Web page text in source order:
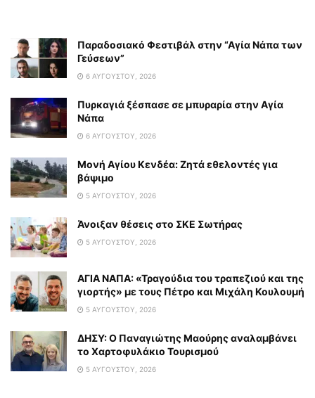
Παραδοσιακό Φεστιβάλ στην “Αγία Νάπα των
Γεύσεων”
6 ΑΥΓΟΎΣΤΟΥ, 2026
Πυρκαγιά ξέσπασε σε μπυραρία στην Αγία
Νάπα
6 ΑΥΓΟΎΣΤΟΥ, 2026
Μονή Αγίου Κενδέα: Ζητά εθελοντές για
βάψιμο
5 ΑΥΓΟΎΣΤΟΥ, 2026
Άνοιξαν θέσεις στο ΣΚΕ Σωτήρας
5 ΑΥΓΟΎΣΤΟΥ, 2026
ΑΓΙΑ ΝΑΠΑ: «Τραγούδια του τραπεζιού και της
γιορτής» με τους Πέτρο και Μιχάλη Κουλουμή
5 ΑΥΓΟΎΣΤΟΥ, 2026
ΔΗΣΥ: Ο Παναγιώτης Μαούρης αναλαμβάνει
το Χαρτοφυλάκιο Τουρισμού
5 ΑΥΓΟΎΣΤΟΥ, 2026